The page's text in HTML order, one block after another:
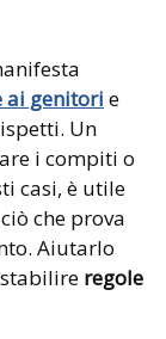
ai genitori e
Un
i compiti o
casi, è utile
che prova
Aiutarlo
stabilire regole